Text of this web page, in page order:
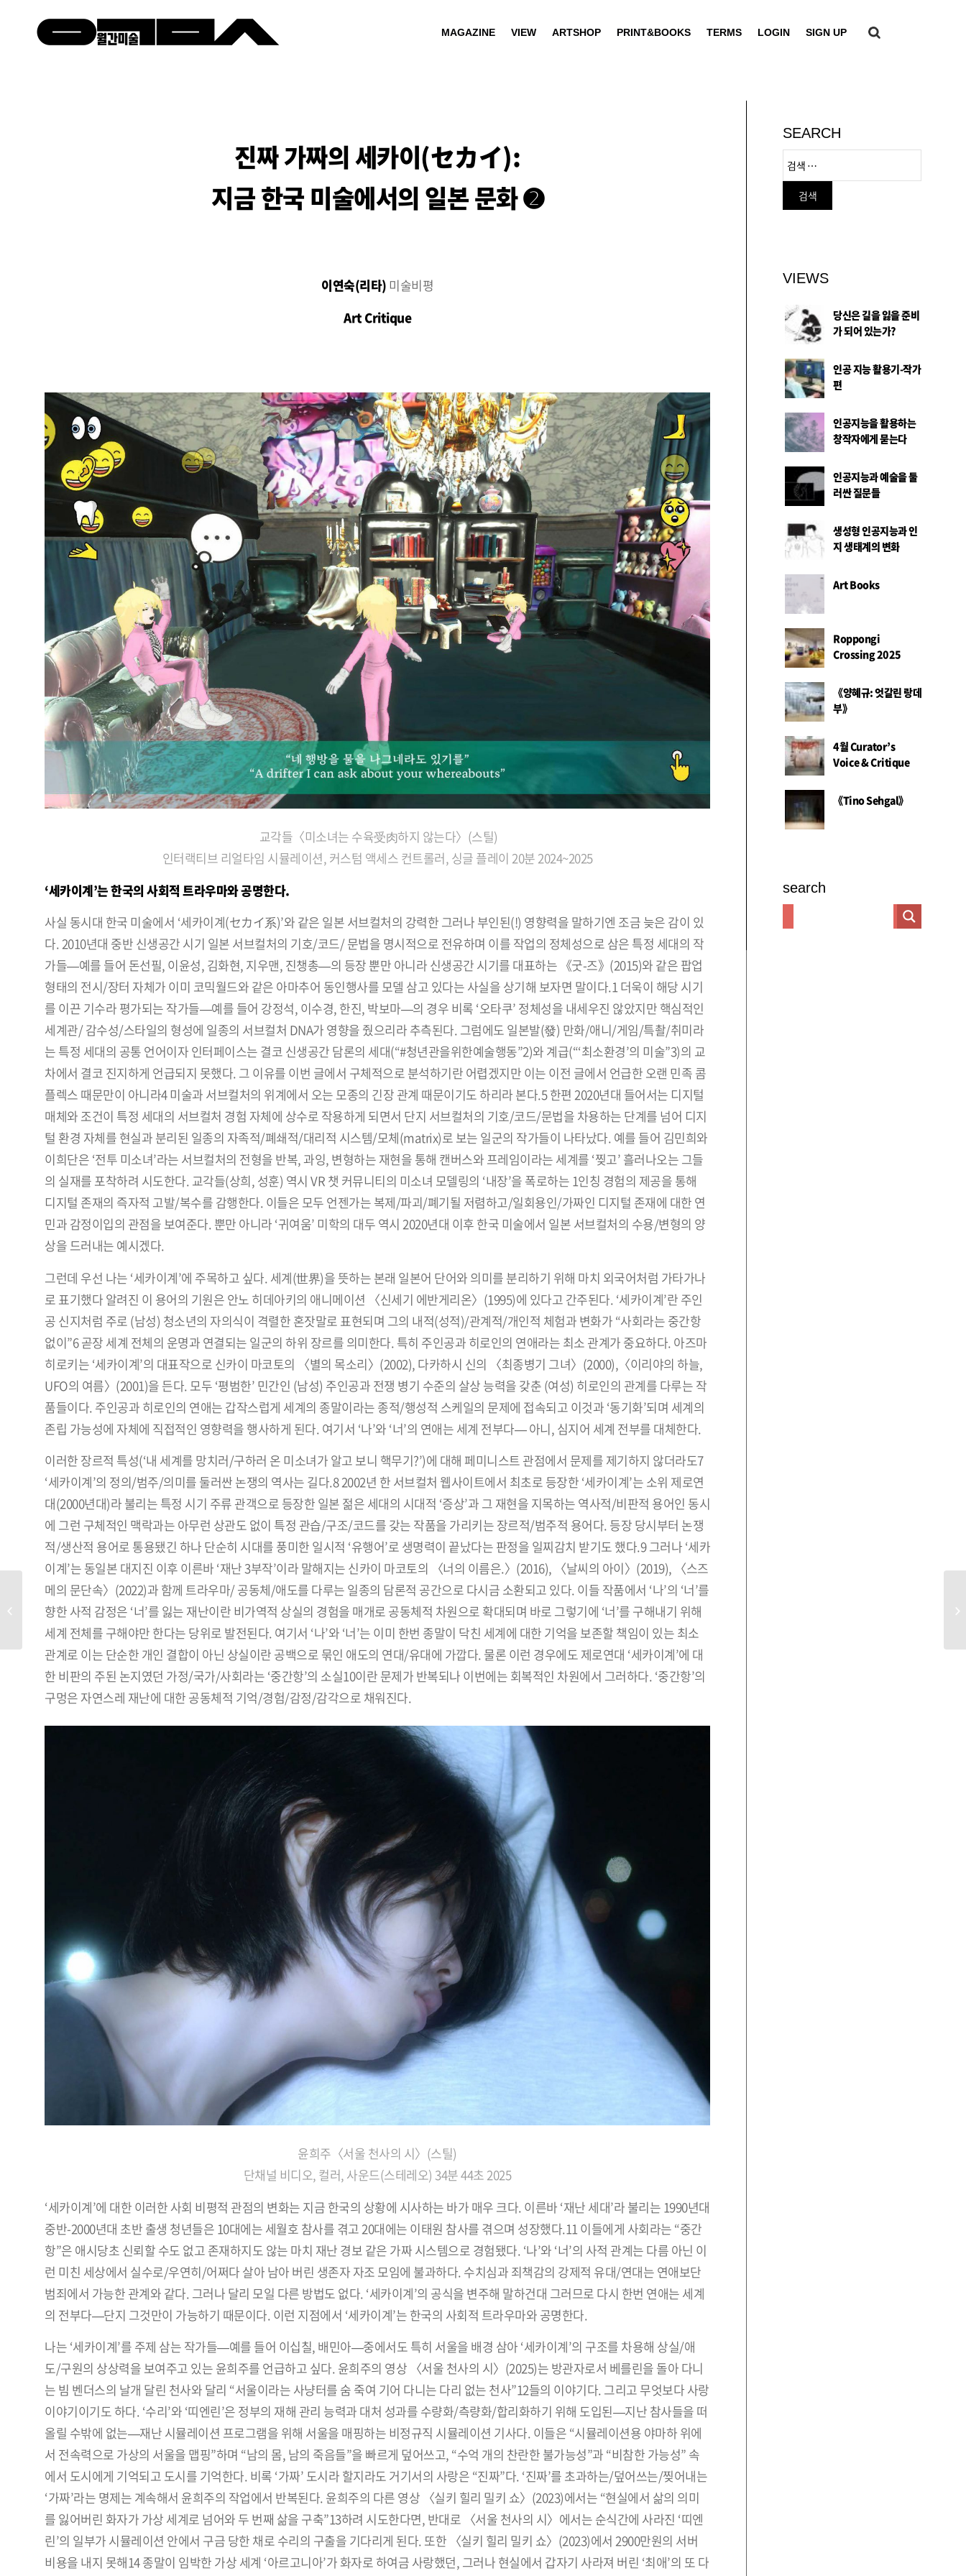
MAGAZINE VIEW ARTSHOP PRINT&BOOKS TERMS LOGIN SIGN UP
진짜 가짜의 세카이(セカイ):
지금 한국 미술에서의 일본 문화 ➋
이연숙(리타) 미술비평
Art Critique
교각들〈미소녀는 수육受肉하지 않는다〉(스틸)
인터랙티브 리얼타임 시뮬레이션, 커스텀 액세스 컨트롤러, 싱글 플레이 20분 2024~2025
‘세카이계’는 한국의 사회적 트라우마와 공명한다.
사실 동시대 한국 미술에서 ‘세카이계(セカイ系)’와 같은 일본 서브컬처의 강력한 그러나 부인된(!) 영향력을 말하기엔 조금 늦은 감이 있
다. 2010년대 중반 신생공간 시기 일본 서브컬처의 기호/코드/ 문법을 명시적으로 전유하며 이를 작업의 정체성으로 삼은 특정 세대의 작
가들—예를 들어 돈선필, 이윤성, 김화현, 지우맨, 진챙총—의 등장 뿐만 아니라 신생공간 시기를 대표하는 《굿-즈》(2015)와 같은 팝업
형태의 전시/장터 자체가 이미 코믹월드와 같은 아마추어 동인행사를 모델 삼고 있다는 사실을 상기해 보자면 말이다.1 더욱이 해당 시기
를 이끈 기수라 평가되는 작가들—예를 들어 강정석, 이수경, 한진, 박보마—의 경우 비록 ‘오타쿠’ 정체성을 내세우진 않았지만 핵심적인
세계관/ 감수성/스타일의 형성에 일종의 서브컬처 DNA가 영향을 줬으리라 추측된다. 그럼에도 일본발(發) 만화/애니/게임/특촬/취미라
는 특정 세대의 공통 언어이자 인터페이스는 결코 신생공간 담론의 세대(“#청년관을위한예술행동”2)와 계급(“‘최소환경’의 미술”3)의 교
차에서 결코 진지하게 언급되지 못했다. 그 이유를 이번 글에서 구체적으로 분석하기란 어렵겠지만 이는 이전 글에서 언급한 오랜 민족 콤
플렉스 때문만이 아니라4 미술과 서브컬처의 위계에서 오는 모종의 긴장 관계 때문이기도 하리라 본다.5 한편 2020년대 들어서는 디지털
매체와 조건이 특정 세대의 서브컬처 경험 자체에 상수로 작용하게 되면서 단지 서브컬처의 기호/코드/문법을 차용하는 단계를 넘어 디지
털 환경 자체를 현실과 분리된 일종의 자족적/폐쇄적/대리적 시스템/모체(matrix)로 보는 일군의 작가들이 나타났다. 예를 들어 김민희와
이희단은 ‘전투 미소녀’라는 서브컬처의 전형을 반복, 과잉, 변형하는 재현을 통해 캔버스와 프레임이라는 세계를 ‘찢고’ 흘러나오는 그들
의 실재를 포착하려 시도한다. 교각들(상희, 성훈) 역시 VR 챗 커뮤니티의 미소녀 모델링의 ‘내장’을 폭로하는 1인칭 경험의 제공을 통해
디지털 존재의 즉자적 고발/복수를 감행한다. 이들은 모두 언젠가는 복제/파괴/폐기될 저렴하고/일회용인/가짜인 디지털 존재에 대한 연
민과 감정이입의 관점을 보여준다. 뿐만 아니라 ‘귀여움’ 미학의 대두 역시 2020년대 이후 한국 미술에서 일본 서브컬처의 수용/변형의 양
상을 드러내는 예시겠다.
그런데 우선 나는 ‘세카이계’에 주목하고 싶다. 세계(世界)을 뜻하는 본래 일본어 단어와 의미를 분리하기 위해 마치 외국어처럼 가타가나
로 표기했다 알려진 이 용어의 기원은 안노 히데아키의 애니메이션 〈신세기 에반게리온〉(1995)에 있다고 간주된다. ‘세카이계’란 주인
공 신지처럼 주로 (남성) 청소년의 자의식이 격렬한 혼잣말로 표현되며 그의 내적(성적)/관계적/개인적 체험과 변화가 “사회라는 중간항
없이”6 곧장 세계 전체의 운명과 연결되는 일군의 하위 장르를 의미한다. 특히 주인공과 히로인의 연애라는 최소 관계가 중요하다. 아즈마
히로키는 ‘세카이계’의 대표작으로 신카이 마코토의 〈별의 목소리〉(2002), 다카하시 신의 〈최종병기 그녀〉(2000),〈이리야의 하늘,
UFO의 여름〉(2001)을 든다. 모두 ‘평범한’ 민간인 (남성) 주인공과 전쟁 병기 수준의 살상 능력을 갖춘 (여성) 히로인의 관계를 다루는 작
품들이다. 주인공과 히로인의 연애는 갑작스럽게 세계의 종말이라는 종적/행성적 스케일의 문제에 접속되고 이것과 ‘동기화’되며 세계의
존립 가능성에 자체에 직접적인 영향력을 행사하게 된다. 여기서 ‘나’와 ‘너’의 연애는 세계 전부다— 아니, 심지어 세계 전부를 대체한다.
이러한 장르적 특성(‘내 세계를 망치러/구하러 온 미소녀가 알고 보니 핵무기?’)에 대해 페미니스트 관점에서 문제를 제기하지 않더라도7
‘세카이계’의 정의/범주/의미를 둘러싼 논쟁의 역사는 길다.8 2002년 한 서브컬처 웹사이트에서 최초로 등장한 ‘세카이계’는 소위 제로연
대(2000년대)라 불리는 특정 시기 주류 관객으로 등장한 일본 젊은 세대의 시대적 ‘증상’과 그 재현을 지목하는 역사적/비판적 용어인 동시
에 그런 구체적인 맥락과는 아무런 상관도 없이 특정 관습/구조/코드를 갖는 작품을 가리키는 장르적/범주적 용어다. 등장 당시부터 논쟁
적/생산적 용어로 통용됐긴 하나 단순히 시대를 풍미한 일시적 ‘유행어’로 생명력이 끝났다는 판정을 일찌감치 받기도 했다.9 그러나 ‘세카
이계’는 동일본 대지진 이후 이른바 ‘재난 3부작’이라 말해지는 신카이 마코토의 〈너의 이름은.〉(2016), 〈날씨의 아이〉(2019), 〈스즈
메의 문단속〉(2022)과 함께 트라우마/ 공동체/애도를 다루는 일종의 담론적 공간으로 다시금 소환되고 있다. 이들 작품에서 ‘나’의 ‘너’를
향한 사적 감정은 ‘너’를 잃는 재난이란 비가역적 상실의 경험을 매개로 공동체적 차원으로 확대되며 바로 그렇기에 ‘너’를 구해내기 위해
세계 전체를 구해야만 한다는 당위로 발전된다. 여기서 ‘나’와 ‘너’는 이미 한번 종말이 닥친 세계에 대한 기억을 보존할 책임이 있는 최소
관계로 이는 단순한 개인 결합이 아닌 상실이란 공백으로 묶인 애도의 연대/유대에 가깝다. 물론 이런 경우에도 제로연대 ‘세카이계’에 대
한 비판의 주된 논지였던 가정/국가/사회라는 ‘중간항’의 소실10이란 문제가 반복되나 이번에는 회복적인 차원에서 그러하다. ‘중간항’의
구멍은 자연스레 재난에 대한 공동체적 기억/경험/감정/감각으로 채워진다.
윤희주〈서울 천사의 시〉(스틸)
단채널 비디오, 컬러, 사운드(스테레오) 34분 44초 2025
‘세카이계’에 대한 이러한 사회 비평적 관점의 변화는 지금 한국의 상황에 시사하는 바가 매우 크다. 이른바 ‘재난 세대’라 불리는 1990년대
중반-2000년대 초반 출생 청년들은 10대에는 세월호 참사를 겪고 20대에는 이태원 참사를 겪으며 성장했다.11 이들에게 사회라는 “중간
항”은 애시당초 신뢰할 수도 없고 존재하지도 않는 마치 재난 경보 같은 가짜 시스템으로 경험됐다. ‘나’와 ‘너’의 사적 관계는 다름 아닌 이
런 미친 세상에서 실수로/우연히/어쩌다 살아 남아 버린 생존자 자조 모임에 불과하다. 수치심과 죄책감의 강제적 유대/연대는 연애보단
범죄에서 가능한 관계와 같다. 그러나 달리 모일 다른 방법도 없다. ‘세카이계’의 공식을 변주해 말하건대 그러므로 다시 한번 연애는 세계
의 전부다—단지 그것만이 가능하기 때문이다. 이런 지점에서 ‘세카이계’는 한국의 사회적 트라우마와 공명한다.
나는 ‘세카이계’를 주제 삼는 작가들—예를 들어 이십칠, 배민아—중에서도 특히 서울을 배경 삼아 ‘세카이계’의 구조를 차용해 상실/애
도/구원의 상상력을 보여주고 있는 윤희주를 언급하고 싶다. 윤희주의 영상 〈서울 천사의 시〉(2025)는 방관자로서 베를린을 돌아 다니
는 빔 벤더스의 날개 달린 천사와 달리 “서울이라는 사냥터를 숨 죽여 기어 다니는 다리 없는 천사”12들의 이야기다. 그리고 무엇보다 사랑
이야기이기도 하다. ‘수리’와 ‘띠엔린’은 정부의 재해 관리 능력과 대처 성과를 수량화/측량화/합리화하기 위해 도입된—지난 참사들을 떠
올릴 수밖에 없는—재난 시뮬레이션 프로그램을 위해 서울을 매핑하는 비정규직 시뮬레이션 기사다. 이들은 “시뮬레이션용 야마하 위에
서 전속력으로 가상의 서울을 맵핑”하며 “남의 몸, 남의 죽음들”을 빠르게 덮어쓰고, “수억 개의 찬란한 불가능성”과 “비참한 가능성” 속
에서 도시에게 기억되고 도시를 기억한다. 비록 ‘가짜’ 도시라 할지라도 거기서의 사랑은 “진짜”다. ‘진짜’를 초과하는/덮어쓰는/찢어내는
‘가짜’라는 명제는 계속해서 윤희주의 작업에서 반복된다. 윤희주의 다른 영상 〈실키 힐리 밀키 쇼〉(2023)에서는 “현실에서 삶의 의미
를 잃어버린 화자가 가상 세계로 넘어와 두 번째 삶을 구축”13하려 시도한다면, 반대로 〈서울 천사의 시〉에서는 순식간에 사라진 ‘띠엔
린’의 일부가 시뮬레이션 안에서 구금 당한 채로 수리의 구출을 기다리게 된다. 또한 〈실키 힐리 밀키 쇼〉(2023)에서 2900만원의 서버
비용을 내지 못해14 종말이 임박한 가상 세계 ‘아르고니아’가 화자로 하여금 사랑했던, 그러나 현실에서 갑자기 사라져 버린 ‘최애’의 또 다
SEARCH
VIEWS
당신은 길을 잃을 준비
가 되어 있는가?
인공 지능 활용기-작가
편
인공지능을 활용하는
창작자에게 묻는다
인공지능과 예술을 둘
러싼 질문들
생성형 인공지능과 인
지 생태계의 변화
Art Books
Roppongi
Crossing 2025
《양혜규: 엇갈린 랑데
부》
4월 Curator’s
Voice & Critique
《Tino Sehgal》
search
의식이 급진화될 때